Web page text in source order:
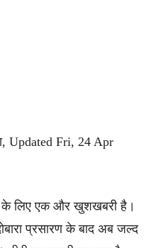
Updated Fri, 24 Apr
के लिए एक और खुशखबरी है।
प्रसारण के बाद अब जल्द